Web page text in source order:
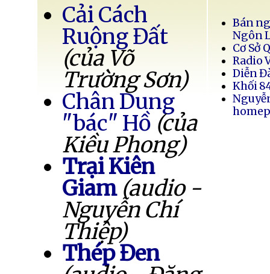
Cải Cách
Ruộng Đất
(của Võ
Trường Sơn)
Chân Dung
"bác" Hồ (của
Kiều Phong)
Trại Kiên
Giam (audio -
Nguyễn Chí
Thiệp)
Thép Đen
Bán
Ngôn
Cơ Sở
Radio
Diễn
Khối